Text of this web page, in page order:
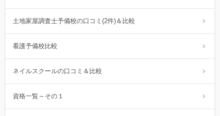
土地家屋調査士予備校の口コミ(2件)＆比較
看護予備校比較
ネイルスクールの口コミ＆比較
資格一覧～その１